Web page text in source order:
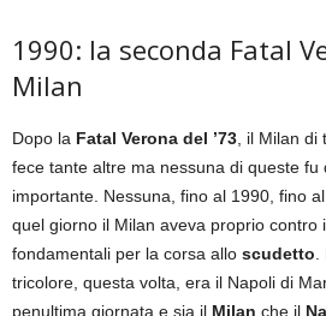
1990: la seconda Fatal
Milan
Dopo la Fatal Verona del ’73 , il Milan
fece tante altre ma nessuna di queste fu
importante. Nessuna, fino al 1990, fino al
quel giorno il Milan aveva proprio contro
fondamentali per la corsa allo scudetto
tricolore, questa volta, era il Napoli di
penultima giornata e sia il Milan che il